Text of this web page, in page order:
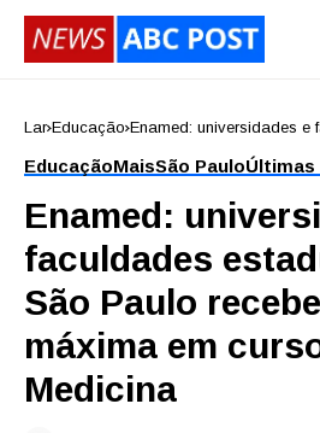
Lar Educação Enamed: universidades e
Medicina
EducaçãoMaisSão Paulo
Enamed:
faculdades
São Paulo
máxima em
Medicina